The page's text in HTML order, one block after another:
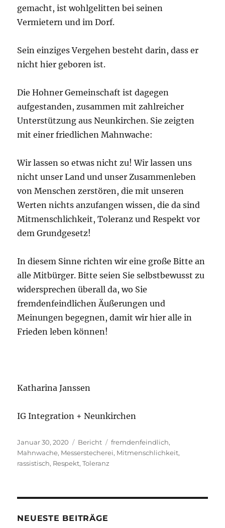
gemacht, ist wohlgelitten bei seinen
Vermietern und im Dorf.
Sein einziges Vergehen besteht darin, dass er
nicht hier geboren ist.
Die Hohner Gemeinschaft ist dagegen
aufgestanden, zusammen mit zahlreicher
Unterstützung aus Neunkirchen. Sie zeigten
mit einer friedlichen Mahnwache:
Wir lassen so etwas nicht zu! Wir lassen uns
nicht unser Land und unser Zusammenleben
von Menschen zerstören, die mit unseren
Werten nichts anzufangen wissen, die da sind
Mitmenschlichkeit, Toleranz und Respekt vor
dem Grundgesetz!
In diesem Sinne richten wir eine große Bitte an
alle Mitbürger. Bitte seien Sie selbstbewusst zu
widersprechen überall da, wo Sie
fremdenfeindlichen Äußerungen und
Meinungen begegnen, damit wir hier alle in
Frieden leben können!
Katharina Janssen
IG Integration + Neunkirchen
Veröffentlicht
am
Januar 30, 2020 Kategorien
Bericht Schlagwörter
fremdenfeindlich,
Mahnwache, Messerstecherei, Mitmenschlichkeit,
rassistisch, Respekt,Toleranz
NEUESTE BEITRÄGE